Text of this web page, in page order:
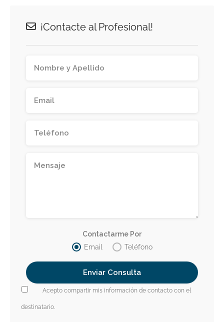
¡Contacte al Profesional!
Contactarme Por
Email
Teléfono
Acepto compartir mis información de contacto con el
destinatario.